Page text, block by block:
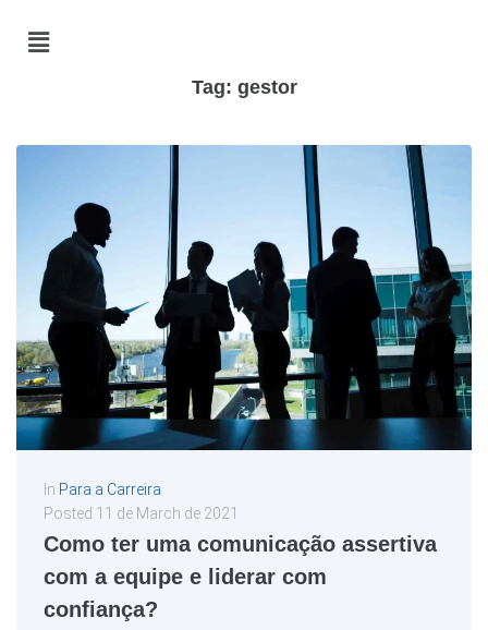
Tag: gestor
In Para a Carreira
Posted 11 de March de 2021
Como ter uma comunicação assertiva
com a equipe e liderar com
confiança?